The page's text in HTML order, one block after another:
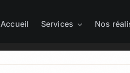
Accueil Services Nos